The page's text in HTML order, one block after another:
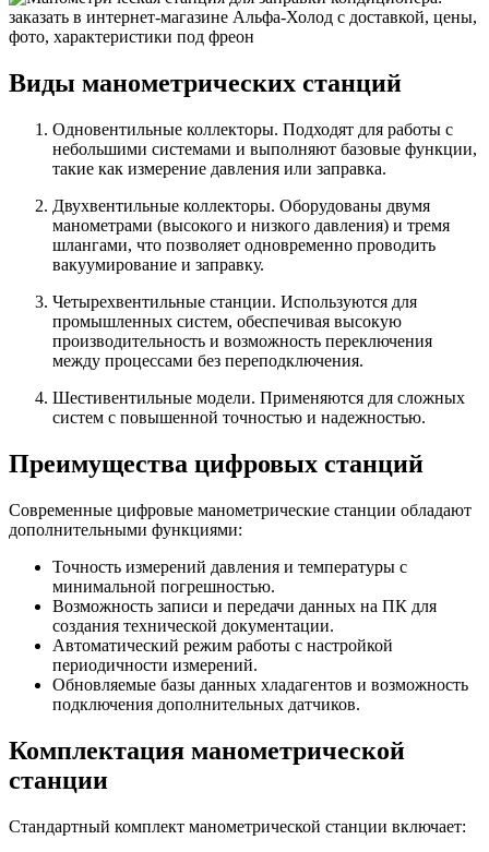
Виды манометрических станций
Одновентильные коллекторы. Подходят для работы с
небольшими системами и выполняют базовые функции,
такие как измерение давления или заправка.
Двухвентильные коллекторы. Оборудованы двумя
манометрами (высокого и низкого давления) и тремя
шлангами, что позволяет одновременно проводить
вакуумирование и заправку.
Четырехвентильные станции. Используются для
промышленных систем, обеспечивая высокую
производительность и возможность переключения
между процессами без переподключения.
Шестивентильные модели. Применяются для сложных
систем с повышенной точностью и надежностью.
Преимущества цифровых станций
Современные цифровые манометрические станции обладают
дополнительными функциями:
Точность измерений давления и температуры с
минимальной погрешностью.
Возможность записи и передачи данных на ПК для
создания технической документации.
Автоматический режим работы с настройкой
периодичности измерений.
Обновляемые базы данных хладагентов и возможность
подключения дополнительных датчиков.
Комплектация манометрической
станции
Стандартный комплект манометрической станции включает: